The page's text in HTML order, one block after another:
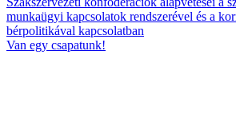
munkaügyi kapcsolatok rendszerével és a
bérpolitikával kapcsolatban
Van egy csapatunk!